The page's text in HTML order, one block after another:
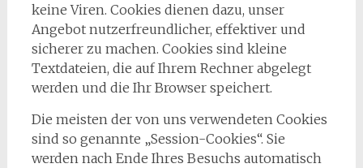
keine Viren. Cookies dienen dazu, unser
Angebot nutzerfreundlicher, effektiver und
sicherer zu machen. Cookies sind kleine
Textdateien, die auf Ihrem Rechner abgelegt
werden und die Ihr Browser speichert.
Die meisten der von uns verwendeten Cookies
sind so genannte „Session-Cookies“. Sie
werden nach Ende Ihres Besuchs automatisch